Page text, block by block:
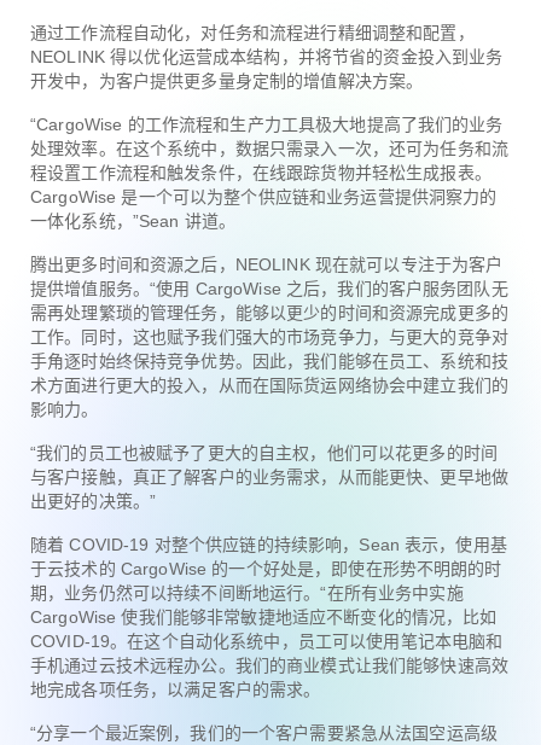
通过工作流程自动化，对任务和流程进行精细调整和配置，
NEOLINK 得以优化运营成本结构，并将节省的资金投入到业务
开发中，为客户提供更多量身定制的增值解决方案。
“CargoWise 的工作流程和生产力工具极大地提高了我们的业务
处理效率。在这个系统中，数据只需录入一次，还可为任务和流
程设置工作流程和触发条件，在线跟踪货物并轻松生成报表。
CargoWise 是一个可以为整个供应链和业务运营提供洞察力的
一体化系统，”Sean 讲道。
腾出更多时间和资源之后，NEOLINK 现在就可以专注于为客户
提供增值服务。“使用 CargoWise 之后，我们的客户服务团队无
需再处理繁琐的管理任务，能够以更少的时间和资源完成更多的
工作。同时，这也赋予我们强大的市场竞争力，与更大的竞争对
手角逐时始终保持竞争优势。因此，我们能够在员工、系统和技
术方面进行更大的投入，从而在国际货运网络协会中建立我们的
影响力。
“我们的员工也被赋予了更大的自主权，他们可以花更多的时间
与客户接触，真正了解客户的业务需求，从而能更快、更早地做
出更好的决策。”
随着 COVID-19 对整个供应链的持续影响，Sean 表示，使用基
于云技术的 CargoWise 的一个好处是，即使在形势不明朗的时
期，业务仍然可以持续不间断地运行。“在所有业务中实施
CargoWise 使我们能够非常敏捷地适应不断变化的情况，比如
COVID-19。在这个自动化系统中，员工可以使用笔记本电脑和
手机通过云技术远程办公。我们的商业模式让我们能够快速高效
地完成各项任务，以满足客户的需求。
“分享一个最近案例，我们的一个客户需要紧急从法国空运高级